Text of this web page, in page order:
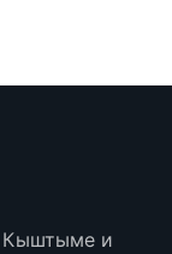
Кыштыме и